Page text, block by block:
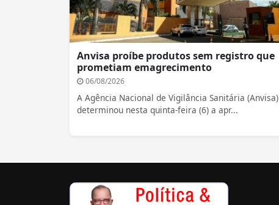
Anvisa proíbe produtos sem registro que
prometiam emagrecimento
06/08/2026
A Agência Nacional de Vigilância Sanitária (Anvisa)
determinou nesta quinta-feira (6) a apr...